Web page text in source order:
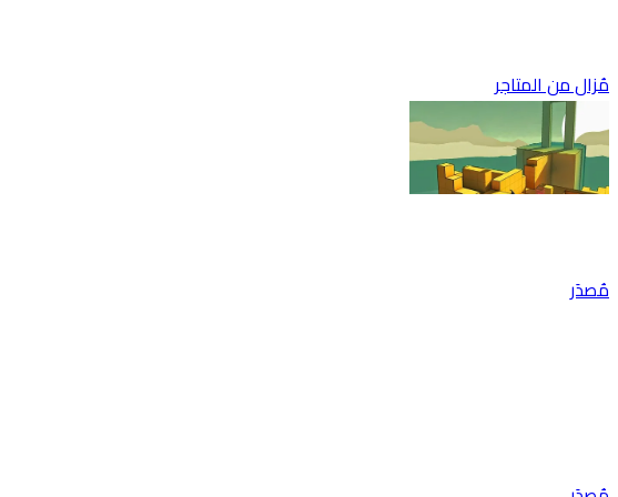
مُزال من المتاجر
مُصدَر